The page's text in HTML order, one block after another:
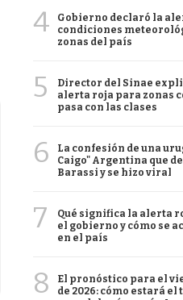
4
Gobierno declaró la
condiciones
zonas del país
5
Director del Sinae
alerta roja para zonas
pasa con las clases
6
La confesión de una
Caigo" Argentina que
Barassi y se hizo viral
7
Qué significa la alerta
el gobierno y cómo se
en el país
8
El pronóstico para el
de 2026: cómo estará el